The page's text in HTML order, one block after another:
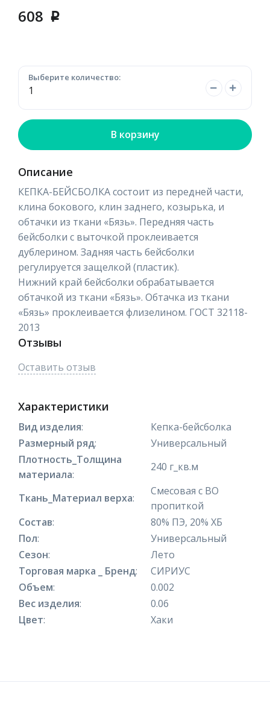
608 p
Выберите количество:
В корзину
Описание
КЕПКА-БЕЙСБОЛКА состоит из передней части,
клина бокового, клин заднего, козырька, и
обтачки из ткани «Бязь». Передняя часть
бейсболки с выточкой проклеивается
дублерином. Задняя часть бейсболки
регулируется защелкой (пластик).
Нижний край бейсболки обрабатывается
обтачкой из ткани «Бязь». Обтачка из ткани
«Бязь» проклеивается флизелином. ГОСТ 32118-
2013
Отзывы
Оставить отзыв
Характеристики
Вид изделия:
Кепка-бейсболка
Размерный ряд:
Универсальный
Плотность_Толщина
материала:
240 г_кв.м
Ткань_Материал верха:
Смесовая с ВО
пропиткой
Состав:
80% ПЭ, 20% ХБ
Пол:
Универсальный
Сезон:
Лето
Торговая марка _ Бренд:
СИРИУС
Объем:
0.002
Вес изделия:
0.06
Цвет: Хаки